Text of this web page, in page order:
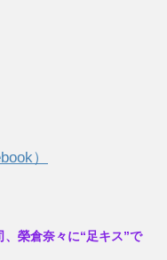
）
榮倉奈々に“足キス”で